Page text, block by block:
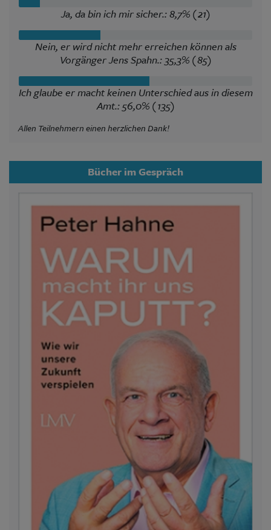
Ja, da bin ich mir sicher.: 8,7% (21)
Nein, er wird nicht mehr erreichen können als
Vorgänger Jens Spahn.: 35,3% (85)
Ich glaube er macht keinen Unterschied aus in diesem
Amt.: 56,0% (135)
Allen Teilnehmern einen herzlichen Dank!
Bücher im Gespräch